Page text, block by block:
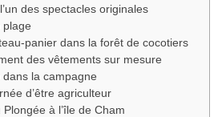
des spectacles originales
plage
panier dans la forêt de cocotiers
des vêtements sur mesure
la campagne
d’être agriculteur
à l’île de Cham